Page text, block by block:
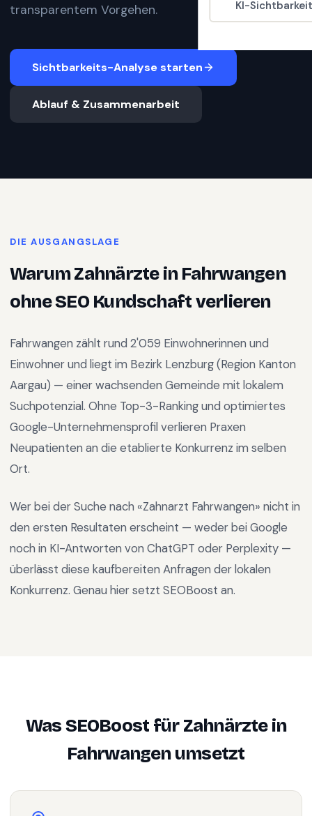
KI-
transparentem Vorgehen.
Sichtbarkeits-Analyse starten
Ablauf & Zusammenarbeit
DIE AUSGANGSLAGE
WarumZahnärzteinFahrwangen
ohne SEO Kundschaft verlieren
Fahrwangen zählt rund 2'059 Einwohnerinnen und
Einwohner und liegt im Bezirk Lenzburg(Region Kanton
Aargau) — einer wachsenden Gemeinde mit lokalem
Suchpotenzial. Ohne Top-3-Ranking und optimiertes
Google-Unternehmensprofil verlieren Praxen
Neupatienten an die etablierte Konkurrenz im selben
Ort.
Wer bei der Suche nach «Zahnarzt Fahrwangen» nicht in
den ersten Resultaten erscheint — weder bei Google
noch in KI-Antworten von ChatGPT oder Perplexity —
überlässt diese kaufbereiten Anfragen der lokalen
Konkurrenz. Genau hier setzt SEOBoost an.
Was SEOBoost fürZahnärztein
Fahrwangenumsetzt